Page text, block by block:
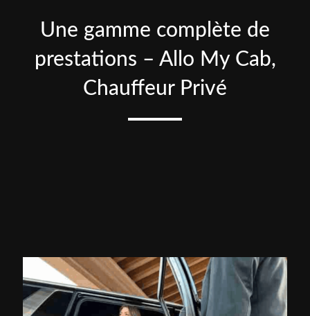
Une gamme complète de
prestations – Allo My Cab,
Chauffeur Privé